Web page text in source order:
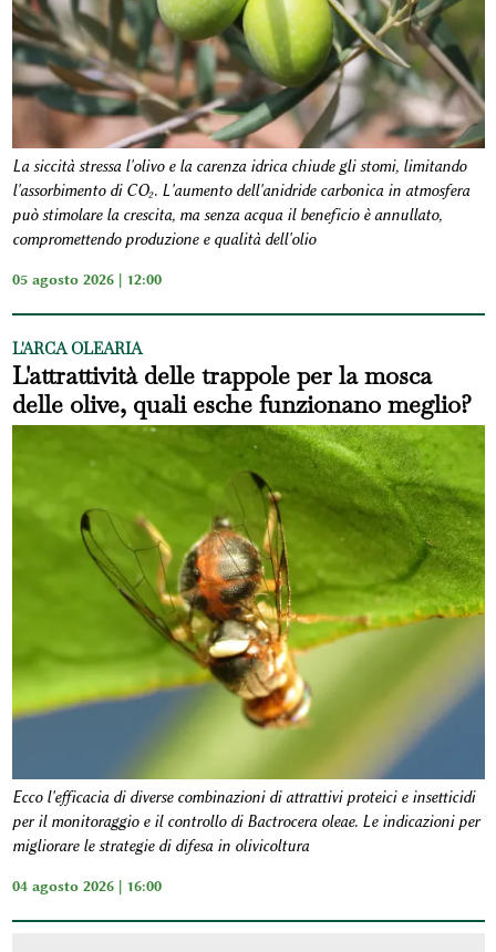
La siccità stressa l'olivo e la carenza idrica chiude gli stomi, limitando
l'assorbimento di CO₂. L'aumento dell'anidride carbonica in atmosfera
può stimolare la crescita, ma senza acqua il beneficio è annullato,
compromettendo produzione e qualità dell'olio
05 agosto 2026 | 12:00
L'ARCA OLEARIA
L'attrattività delle trappole per la mosca
delle olive, quali esche funzionano meglio?
Ecco l'efficacia di diverse combinazioni di attrattivi proteici e insetticidi
per il monitoraggio e il controllo di Bactrocera oleae. Le indicazioni per
migliorare le strategie di difesa in olivicoltura
04 agosto 2026 | 16:00